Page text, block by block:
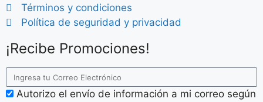
Términos y condiciones
Política de seguridad y privacidad
¡Recibe Promociones!
Autorizo el envío de información a mi correo según